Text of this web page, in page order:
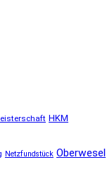
HKM
Netzfundstück Oberwesel